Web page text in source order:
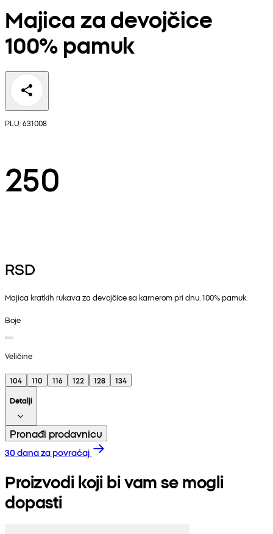
Majica za devojčice
100% pamuk
PLU: 631008
250
RSD
Majica kratkih rukava za devojčice sa karnerom pri dnu. 100% pamuk.
Boje
Veličine
104 110 116 122 128
134
Detalji
Pronađi prodavnicu
30 dana za povraćaj
Proizvodi koji bi vam se mogli
dopasti